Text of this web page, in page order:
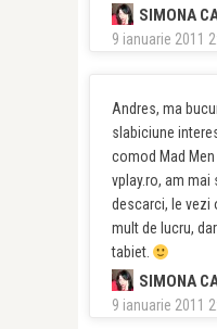
SIMONA
9 ianuarie 2011
Andres, ma
slabiciune
comod Mad
vplay.ro, am mai
descarci, le vezi
mult de lucru,
tabiet.
SIMONA
9 ianuarie 2011